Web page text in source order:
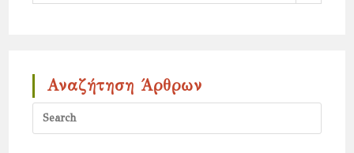
Αναζήτηση Άρθρων